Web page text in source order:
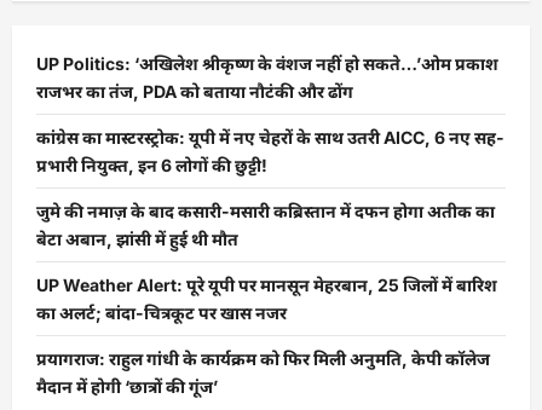
UP Politics: ‘अखिलेश श्रीकृष्ण के वंशज नहीं हो सकते…’ओम प्रकाश
राजभर का तंज, PDA को बताया नौटंकी और ढोंग
कांग्रेस का मास्टरस्ट्रोक: यूपी में नए चेहरों के साथ उतरी AICC, 6 नए सह-
प्रभारी नियुक्त, इन 6 लोगों की छुट्टी!
जुमे की नमाज़ के बाद कसारी-मसारी कब्रिस्तान में दफन होगा अतीक का
बेटा अबान, झांसी में हुई थी मौत
UP Weather Alert: पूरे यूपी पर मानसून मेहरबान, 25 जिलों में बारिश
का अलर्ट; बांदा-चित्रकूट पर खास नजर
प्रयागराज: राहुल गांधी के कार्यक्रम को फिर मिली अनुमति, केपी कॉलेज
मैदान में होगी ‘छात्रों की गूंज’